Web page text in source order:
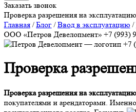
Заказать звонок
Проверка разрешения на эксплуатацию
Главная /Блог /Ввод в эксплуатацию /
ООО «Петров Девелопмент» +7 (993)
+7
Проверка
Проверка разрешения на
покупателями и арендаторами.